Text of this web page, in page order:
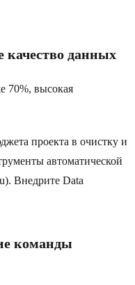
качество данных
70%, высокая
проекта в очистку и
автоматической
Внедрите Data
команды